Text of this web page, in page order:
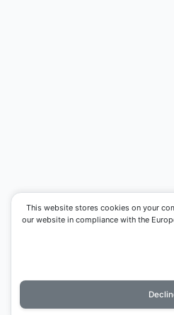
This website stores cookies on your
our website in compliance with the